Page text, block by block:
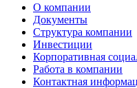
О компании
Документы
Структура компании
Инвестиции
Корпоративная
Работа в компании
Контактная